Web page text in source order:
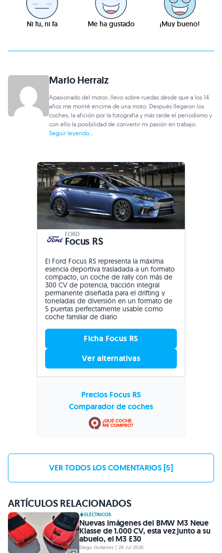
Ni fu, ni fa Me ha gustado ¡Muy bueno!
Mario Herraiz
Apasionado del motor, llevo sobre ruedas desde que a los 14
años me monté encima de una moto. Después llegaron los
coches, la afición por la fotografía y más tarde el periodismo y
con ello la posibilidad de convertir mi pasión en trabajo.
Seguir leyendo...
FORD
Focus RS
El Ford Focus RS representa la máxima
esencia deportiva trasladada a un formato
compacto, un coche de rally con más de
300 CV de potencia, tracción integral
permanente diseñada para el drifting y
toneladas de diversión en un formato de
5 puertas perfectamente usable como
coche familiar de diario
Ficha Focus RS
Ver alternativas
Precios Focus RS
Comparador de coches
VER TODOS LOS COMENTARIOS [5]
ARTÍCULOS RELACIONADOS
ELÉCTRICOS
Nuevas imágenes del BMW M3 Neue
Klasse de 1.000 CV, esta vez junto a su
abuelo, el M3 E30
Diego Gutiérrez | 28 Jul 2026